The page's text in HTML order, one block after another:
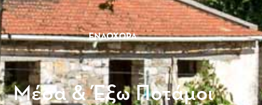
ΕΝΔΟΧΏΡΑ
Μέσα & Έξω Ποτάμοι